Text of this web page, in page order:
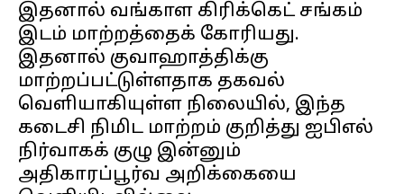
இதனால் வங்காள கிரிக்கெட் சங்கம்
இடம் மாற்றத்தைக் கோரியது.
இதனால் குவாஹாத்திக்கு
மாற்றப்பட்டுள்ளதாக தகவல்
வெளியாகியுள்ள நிலையில், இந்த
கடைசி நிமிட மாற்றம் குறித்து ஐபிஎல்
நிர்வாகக் குழு இன்னும்
அதிகாரப்பூர்வ அறிக்கையை